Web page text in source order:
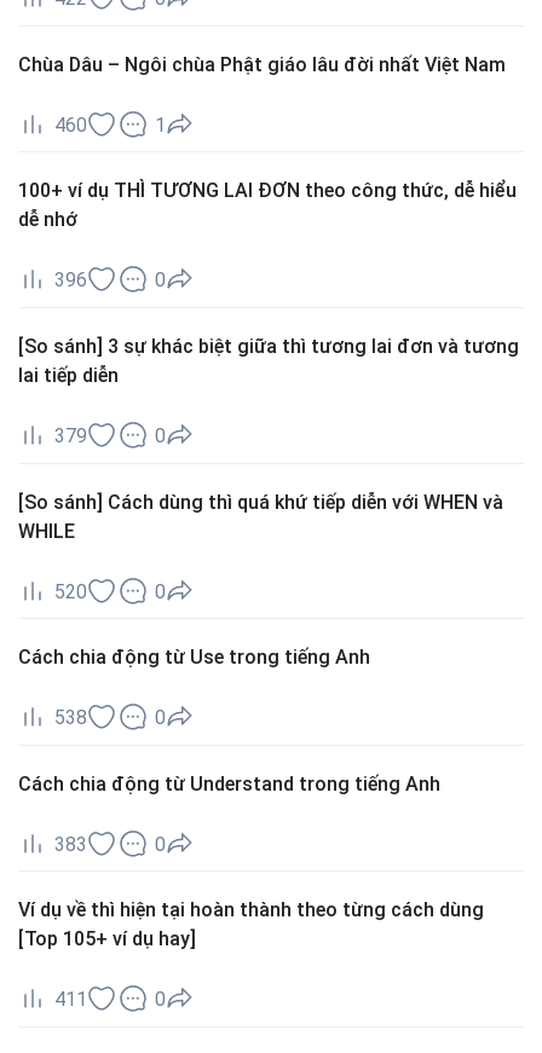
Chùa Dâu – Ngôi chùa Phật giáo lâu đời nhất Việt Nam
460 1
100+ ví dụ THÌ TƯƠNG LAI ĐƠN theo công thức, dễ hiểu
dễ nhớ
396 0
[So sánh] 3 sự khác biệt giữa thì tương lai đơn và tương
lai tiếp diễn
379 0
[So sánh] Cách dùng thì quá khứ tiếp diễn với WHEN và
WHILE
520 0
Cách chia động từ Use trong tiếng Anh
538 0
Cách chia động từ Understand trong tiếng Anh
383 0
Ví dụ về thì hiện tại hoàn thành theo từng cách dùng
[Top 105+ ví dụ hay]
411 0